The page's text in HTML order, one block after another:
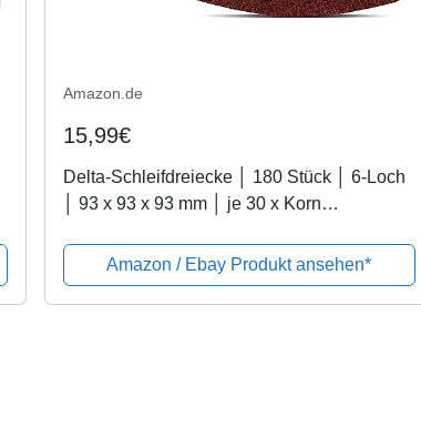
Amazon.de
15,99€
Delta-Schleifdreiecke │ 180 Stück │ 6-Loch
│ 93 x 93 x 93 mm │ je 30 x Korn
Schleifblätter │ dreieckige...
Amazon / Ebay Produkt ansehen*